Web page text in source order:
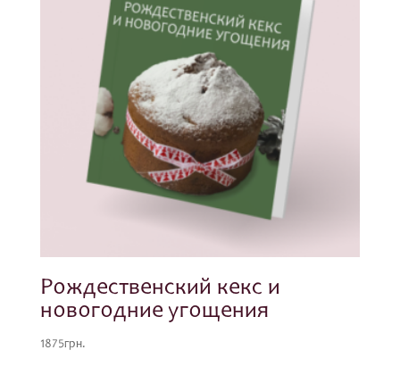
Рождественский кекс и
новогодние угощения
1875грн.